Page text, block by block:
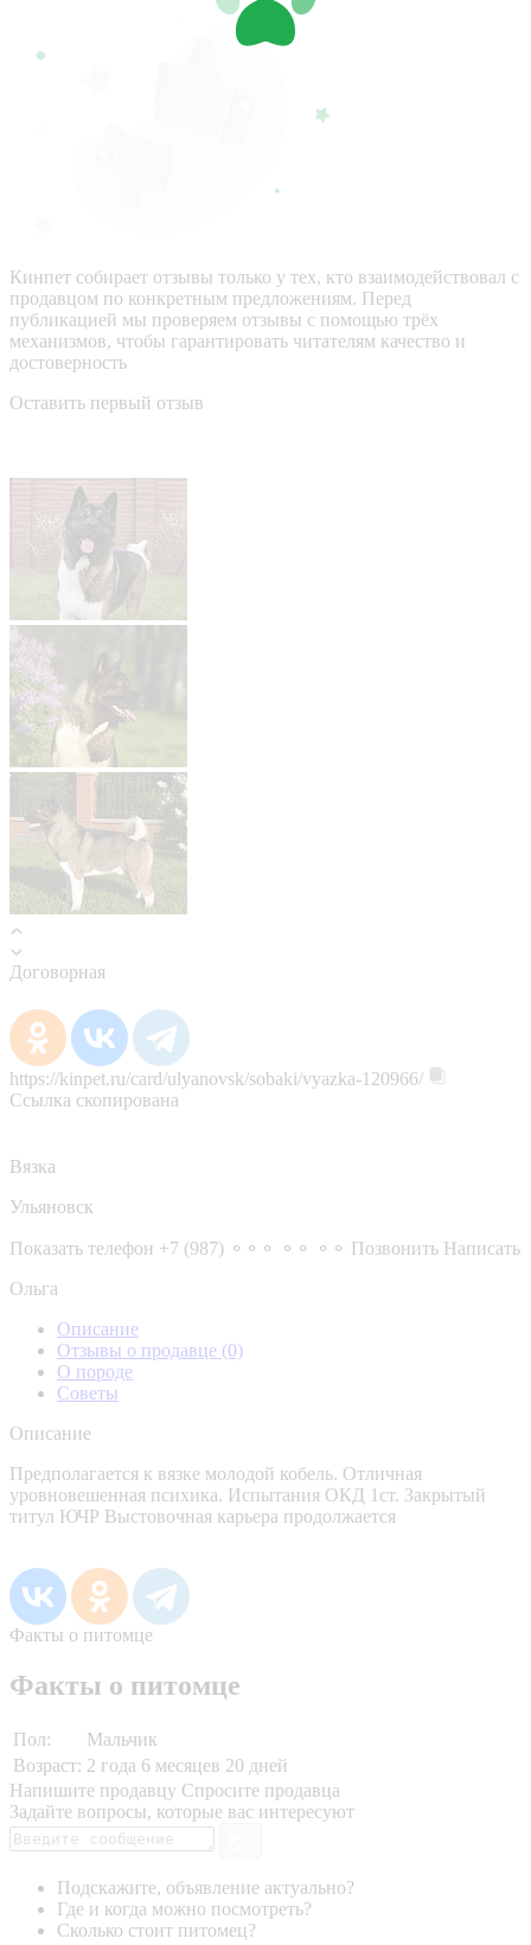
Кинпет собирает отзывы только у тех, кто взаимодействовал с
продавцом по конкретным предложениям. Перед
публикацией мы проверяем отзывы с помощью трёх
механизмов, чтобы гарантировать читателям качество и
достоверность
Оставить первый отзыв
Договорная
https://kinpet.ru/card/ulyanovsk/sobaki/vyazka-120966/
Ссылка скопирована
Вязка
Ульяновск
Показать телефон +7 (987) ⚬⚬⚬ ⚬⚬ ⚬⚬ Позвонить Написать
Ольга
Описание
Отзывы о продавце (0)
О породе
Советы
Описание
Предполагается к вязке молодой кобель. Отличная
уровновешенная психика. Испытания ОКД 1ст. Закрытый
титул ЮЧР Выстовочная карьера продолжается
Факты о питомце
Факты о питомце
Пол:
Мальчик
Возраст: 2 года 6 месяцев 20 дней
Напишите продавцу Спросите продавца
Задайте вопросы, которые вас интересуют
Подскажите, объявление актуально?
Где и когда можно посмотреть?
Сколько стоит питомец?